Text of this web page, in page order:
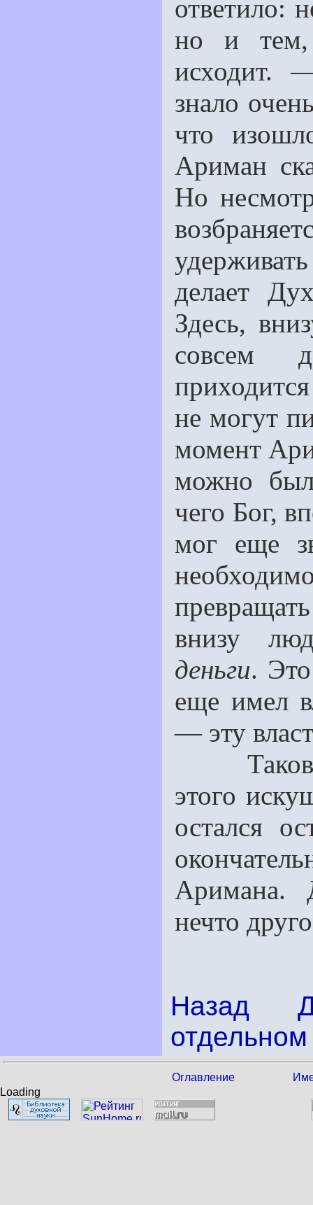
ответило:
но и тем,
исходит.
знало
что
Ариман
Но
делает
Здесь,
совсем
не могут
момент
можно
чего Бог,
мог еще
внизу
деньги.
еще имел
— эту
Таково
этого
остался
Аримана.
нечто
Назад
Оглавление
Loading